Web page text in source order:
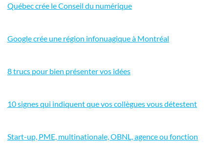
Québec crée le Conseil du numérique
Google crée une région infonuagique à Montréal
8 trucs pour bien présenter vos idées
10 signes qui indiquent que vos collègues vous détestent
Start-up, PME, multinationale, OBNL, agence ou fonction